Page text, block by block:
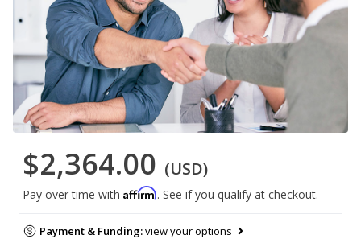
$2,364.00 (USD)
Pay over time with Affirm. See if you qualify at checkout.
Payment & Funding:view your options